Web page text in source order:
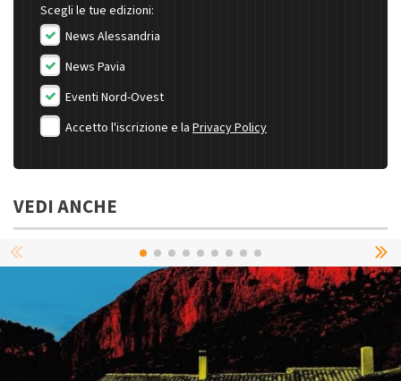
Scegli le tue edizioni:
News Alessandria
News Pavia
Eventi Nord-Ovest
Accetto l'iscrizione e la Privacy Policy
VEDI ANCHE